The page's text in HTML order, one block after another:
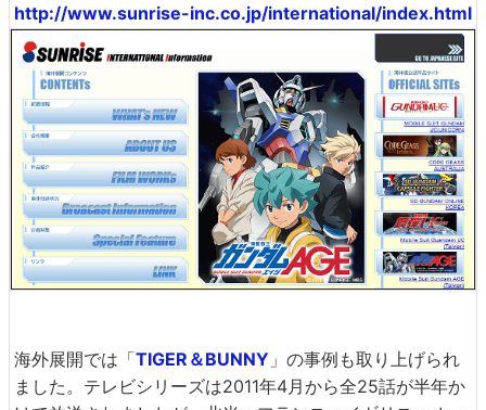
http://www.sunrise-inc.co.jp/international/index.html
海外展開では「TIGER＆BUNNY 」の事例も取り上げられ
ました。テレビシリーズは2011年4月から全25話が半年か